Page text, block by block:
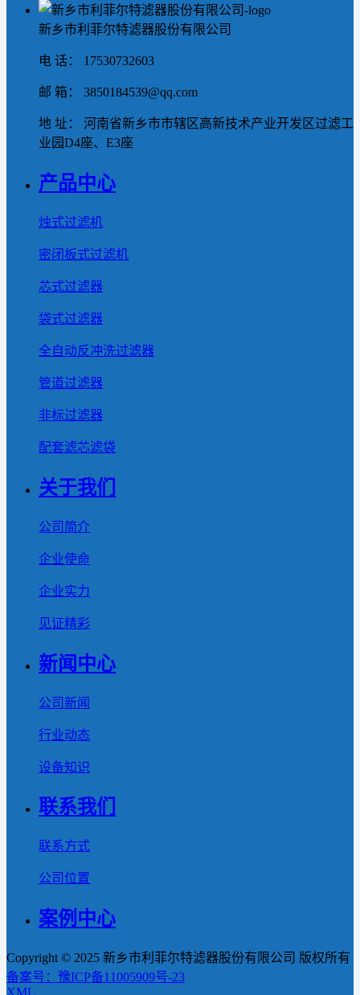
新乡市利菲尔特滤器股份有限公司
电 话： 17530732603
邮 箱： 3850184539@qq.com
地 址： 河南省新乡市市辖区高新技术产业开发区过滤工
业园D4座、E3座
产品中心
烛式过滤机
密闭板式过滤机
芯式过滤器
袋式过滤器
全自动反冲洗过滤器
管道过滤器
非标过滤器
配套滤芯滤袋
关于我们
公司简介
企业使命
企业实力
见证精彩
新闻中心
公司新闻
行业动态
设备知识
联系我们
联系方式
公司位置
案例中心
Copyright © 2025 新乡市利菲尔特滤器股份有限公司 版权所有
备案号：豫ICP备11005909号-23